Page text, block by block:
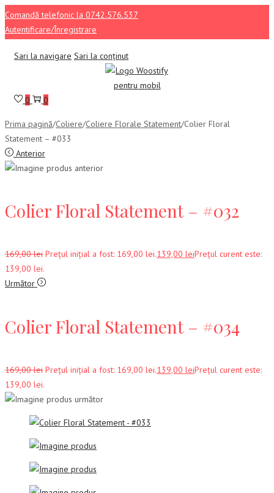
Comandă telefonic la 0742.576.537
Autentificare/Înregistrare
Sari la navigare Sari la conținut
0 0
Prima pagină/Coliere/Coliere Florale Statement/Colier Floral
Statement – #033
Anterior
Colier Floral Statement – #032
169,00lei Prețul inițial a fost: 169,00 lei.139,00 leiPrețul curent este:
139,00 lei.
Următor
Colier Floral Statement – #034
169,00lei Prețul inițial a fost: 169,00 lei.139,00 leiPrețul curent este:
139,00 lei.